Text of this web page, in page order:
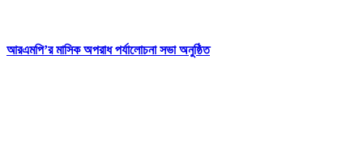
আরএমপি’র মাসিক অপরাধ পর্যালোচনা সভা অনুষ্ঠিত